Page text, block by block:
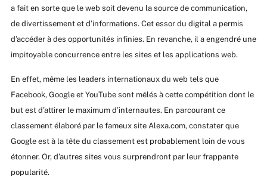
a fait en sorte que le web soit devenu la source de communication,
de divertissement et d’informations. Cet essor du digital a permis
d’accéder à des opportunités infinies. En revanche, il a engendré une
impitoyable concurrence entre les sites et les applications web.
En effet, même les leaders internationaux du web tels que
Facebook, Google et YouTube sont mêlés à cette compétition dont le
but est d’attirer le maximum d’internautes. En parcourant ce
classement élaboré par le fameux site Alexa.com, constater que
Google est à la tête du classement est probablement loin de vous
étonner. Or, d’autres sites vous surprendront par leur frappante
popularité.